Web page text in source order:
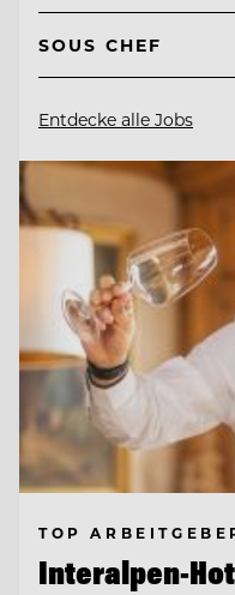
SOUS CHEF
Entdecke alle Jobs
TOP
Interalpen-